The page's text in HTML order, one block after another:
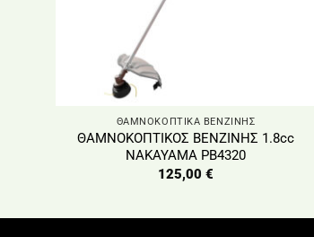
ΘΑΜΝΟΚΟΠΤΙΚΑ ΒΕΝΖΙΝΗΣ
ΘΑΜΝΟΚΟΠΤΙΚΟΣ ΒΕΝΖΙΝΗΣ 1.8cc
NAKAYAMA PB4320
125,00 €